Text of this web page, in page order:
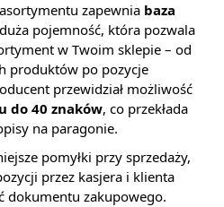
zapewnia baza
pojemność, która pozwala
w Twoim sklepie – od
produktów po pozycje
przewidział możliwość
do 40 znaków, co przekłada
na paragonie.
pomyłki przy sprzedaży,
przez kasjera i klienta
dokumentu zakupowego.